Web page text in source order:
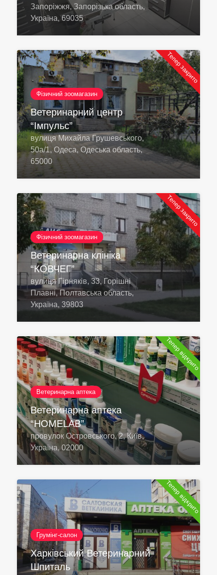
Запоріжжя, Запорізька область,
Україна, 69035
Тепер закрито
Фізичний зоомагазин
Ветеринарний центр
“Імпульс”
вулиця Михайла Грушевського,
50а/1, Одеса, Одеська область,
65000
Тепер закрито
Фізичний зоомагазин
Ветеринарна клініка
“КОВЧЕГ”
вулиця Гірняків, 33, Горішні
Плавні, Полтавська область,
Україна, 39803
Тепер відкрито
Ветеринарна аптека
Ветеринарна аптека
“HOMELAB”
провулок Островського, 2, Київ,
Україна, 02000
Тепер відкрито
Грумінг-салон
Харківський Ветеринарний
Шпиталь